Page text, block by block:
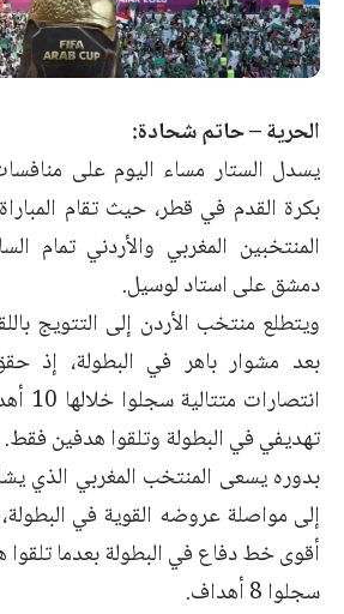
الحرية – حاتم شحادة:
يسدل الستار مساء اليوم على
بكرة القدم في قطر، حيث تقام المباراة
المنتخبين المغربي والأردني تمام
دمشق على استاد لوسيل.
ويتطلع منتخب الأردن إلى التتويج
تهديفي في البطولة وتلقوا هدفين فقط.
بدوره يسعى المنتخب المغربي الذي
إلى مواصلة عروضه القوية في
أقوى خط دفاع في البطولة بعدما تلقوا
سجلوا 8 أهداف.